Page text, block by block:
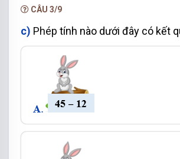
Vậy:Phép
chữ số là:
CÂU 3/9
c) Phép tính nào dưới đây có kết